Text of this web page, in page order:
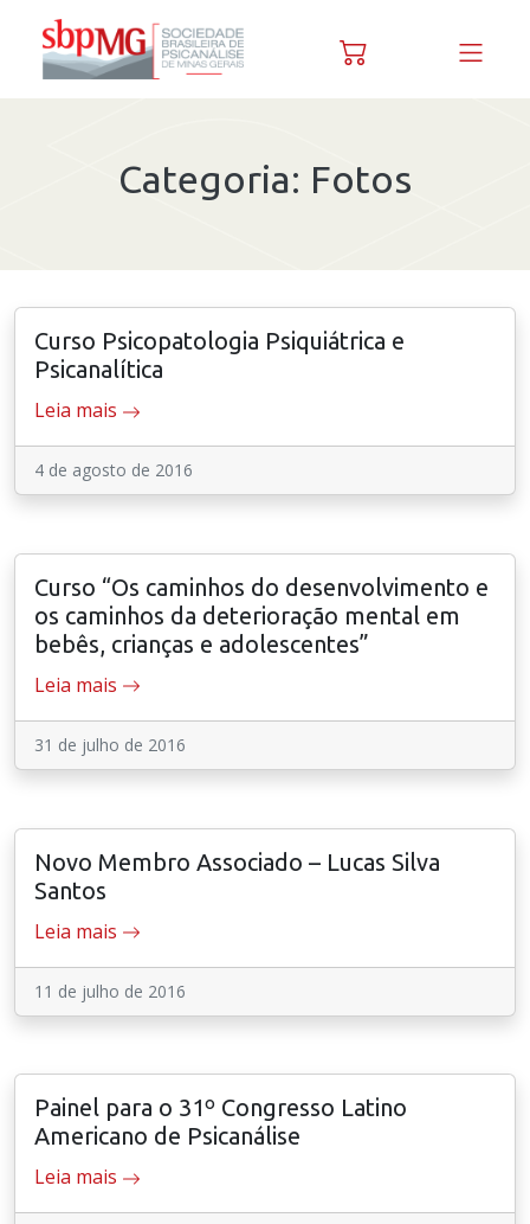
Skip to content
Categoria: Fotos
Curso Psicopatologia Psiquiátrica e
Psicanalítica
Leia mais
4 de agosto de 2016
Curso “Os caminhos do desenvolvimento e
os caminhos da deterioração mental em
bebês, crianças e adolescentes”
Leia mais
31 de julho de 2016
Novo Membro Associado – Lucas Silva
Santos
Leia mais
11 de julho de 2016
Painel para o 31º Congresso Latino
Americano de Psicanálise
Leia mais